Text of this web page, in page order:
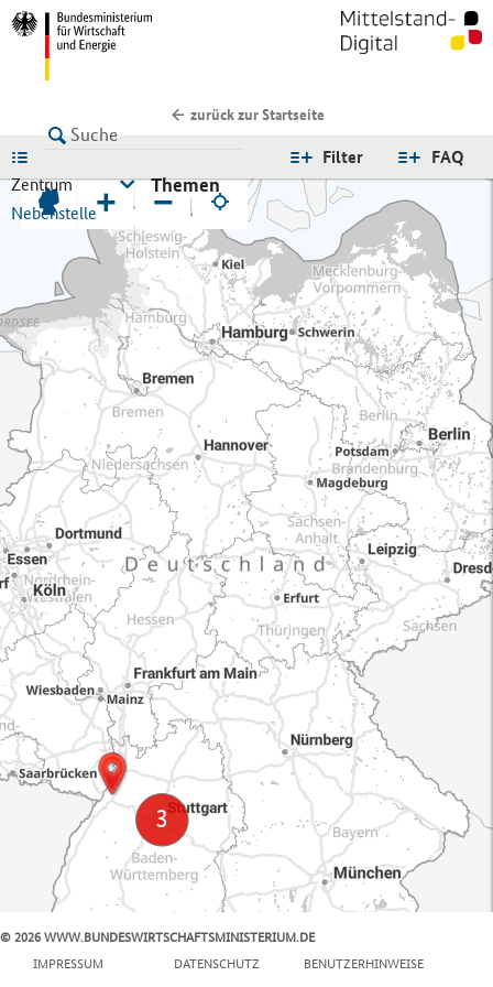
zurück zur Startseite
FAQ
Filter
Zentrum
Nebenstelle
Themen
+ −
© 2026 WWW.BUNDESWIRTSCHAFTSMINISTERIUM.DE
IMPRESSUM
DATENSCHUTZ BENUTZERHINWEISE